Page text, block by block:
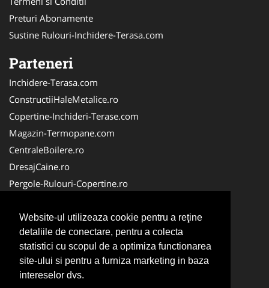
Website-ul utilizeaza cookie pentru a reţine
detaliile de conectare, pentru a colecta
statistici cu scopul de a optimiza functionarea
site-ului si pentru a furniza marketing in baza
intereselor dvs.
Preturi Abonamente
Sustine Rulouri-Inchidere-Terasa.com
Parteneri
Inchidere-Terasa.com
ConstructiiHaleMetalice.ro
Copertine-Inchideri-Terase.com
Magazin-Termopane.com
CentraleBoilere.ro
DresajCaine.ro
Pergole-Rulouri-Copertine.ro
Alpinist-Utilitar.com
CuratenieSpatiiComerciale.ro
FirmaTractariAuto.ro
Service-Reparatii.com